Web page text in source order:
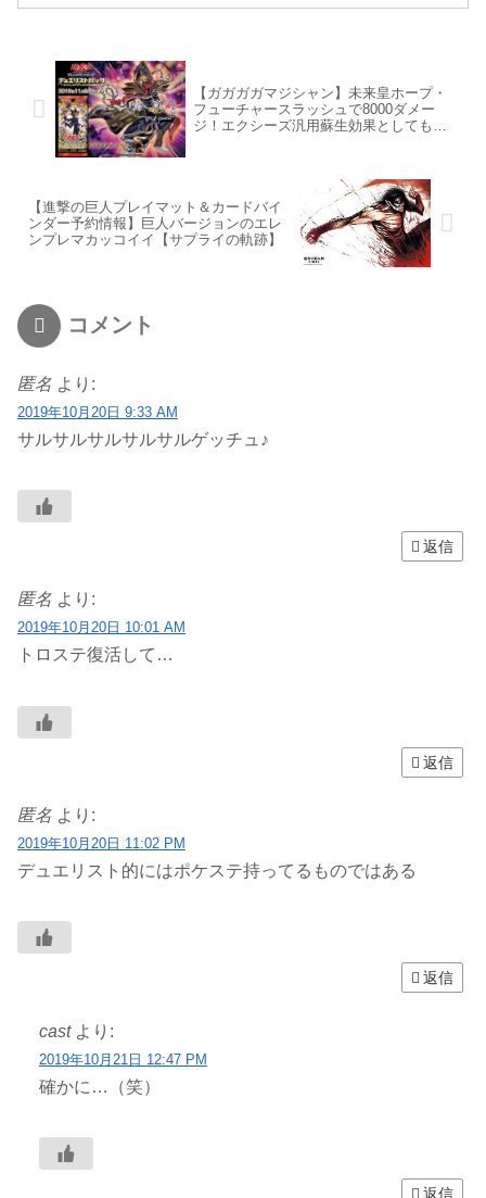
【ガガガガマジシャン】未来皇ホープ・
フューチャースラッシュで8000ダメー
ジ！エクシーズ汎用蘇生効果としても見
【進撃の巨人プレイマット＆カードバイ
ンダー予約情報】巨人バージョンのエレ
ンプレマカッコイイ【サプライの軌跡】
コメント
匿名 より:
2019年10月20日 9:33 AM
サルサルサルサルサルゲッチュ♪
返信
匿名 より:
2019年10月20日 10:01 AM
トロステ復活して…
返信
匿名 より:
2019年10月20日 11:02 PM
デュエリスト的にはポケステ持ってるものではある
返信
cast より:
2019年10月21日 12:47 PM
確かに…（笑）
返信